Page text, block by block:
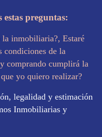
estas preguntas:
la inmobiliaria?, Estaré
condiciones de la
comprando cumplirá la
yo quiero realizar?
legalidad y estimación
Inmobiliarias y